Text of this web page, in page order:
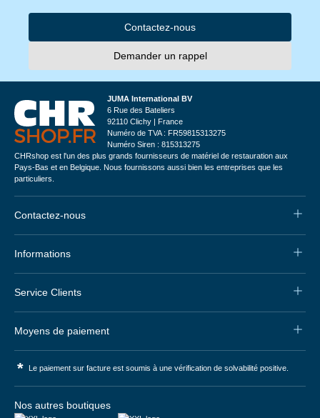
Contactez-nous
Demander un rappel
JUMA International BV
6 Rue des Bateliers
92110 Clichy | France
Numéro de TVA : FR59815313275
Numéro Siren : 815313275
CHRshop est l'un des plus grands fournisseurs de matériel de restauration aux
Pays-Bas et en Belgique. Nous fournissons aussi bien les entreprises que les
particuliers.
Contactez-nous
Informations
Service Clients
Moyens de paiement
* Le paiement sur facture est soumis à une vérification de solvabilité positive.
Nos autres boutiques